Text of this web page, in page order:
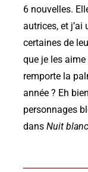
6 nouvelles.
autrices, et
certaines de
que je les
remporte la
année ? Eh
personnages
dans Nuit